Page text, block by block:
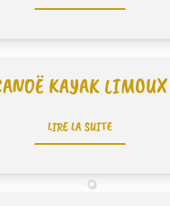
KAYAK LIMOUX
LIRE LA SUITE